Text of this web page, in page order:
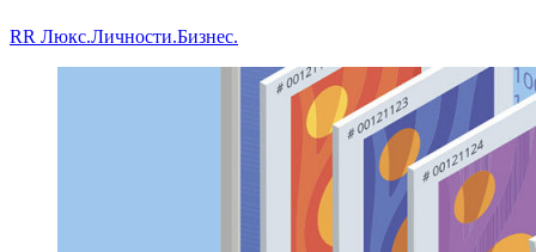
RR Люкс.Личности.Бизнес.